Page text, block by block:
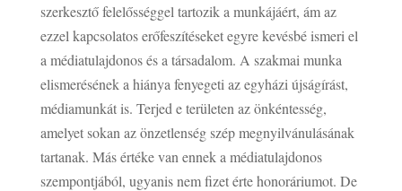
szerkesztő felelősséggel tartozik a munkájáért, ám az
ezzel kapcsolatos erőfeszítéseket egyre kevésbé ismeri el
a médiatulajdonos és a társadalom. A szakmai munka
elismerésének a hiánya fenyegeti az egyházi újságírást,
médiamunkát is. Terjed e területen az önkéntesség,
amelyet sokan az önzetlenség szép megnyilvánulásának
tartanak. Más értéke van ennek a médiatulajdonos
szempontjából, ugyanis nem fizet érte honoráriumot. De